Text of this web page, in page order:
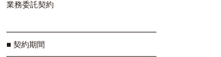
業務委託契約
━━━━━━━━━━━━━━━━━━━
■ 契約期間